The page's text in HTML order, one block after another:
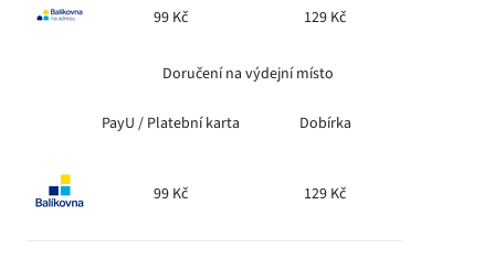
99 Kč 129 Kč
Doručení na výdejní místo
PayU / Platební karta Dobírka
99 Kč 129 Kč